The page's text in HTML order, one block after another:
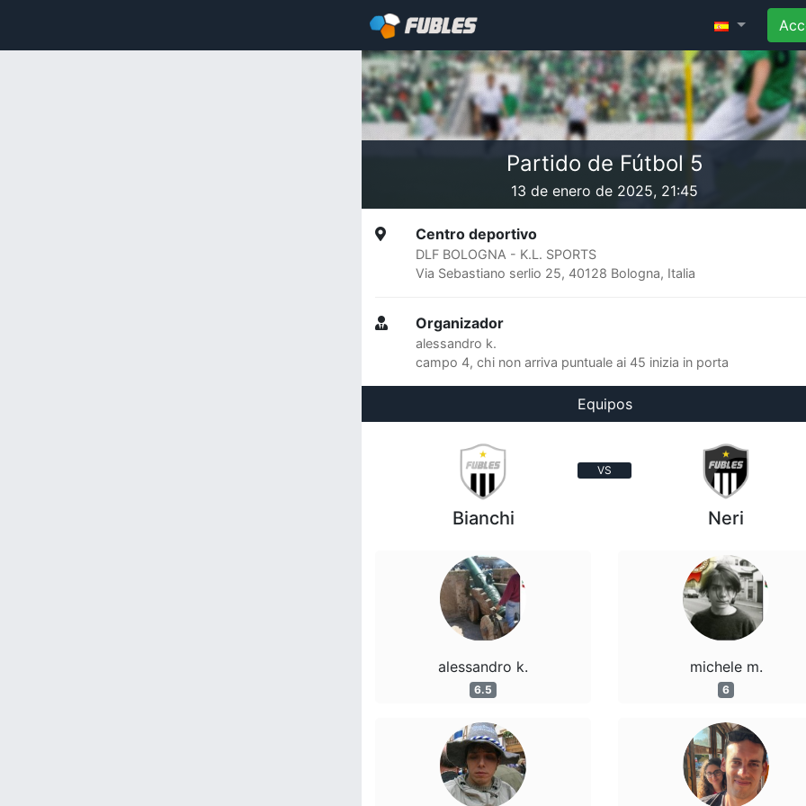
Partido de Fútbol 5
13 de enero de 2025, 21:45
Centro deportivo
DLF BOLOGNA - K.L. SPORTS
Via Sebastiano serlio 25, 40128 Bologna, Italia
Organizador
alessandro k.
campo 4, chi non arriva puntuale ai 45 inizia in porta
Equipos
VS
Bianchi
alessandro k.
6.5
Neri
michele m.
6